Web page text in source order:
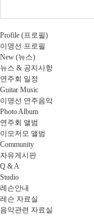
Profile (프로필)
이명선 프로필
New (뉴스)
뉴스 & 공지사항
연주회 일정
Guitar Music
이명선 연주음악
Photo Album
연주회 앨범
이모저모 앨범
Community
자유게시판
Q & A
Studio
레슨안내
레슨 자료실
음악관련 자료실